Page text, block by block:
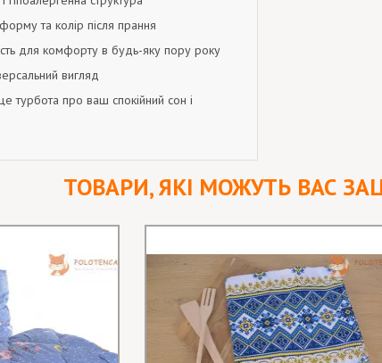
та колір після прання
для комфорту в будь-яку пору року
вигляд
турбота про ваш спокійний сон і
ТОВАРИ, ЯКІ МОЖУТЬ ВАС